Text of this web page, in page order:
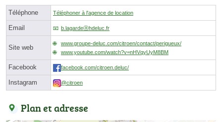
Téléphone Téléphoner à l'agence de location
Email b.lagardeⓐhdeluc.fr
Site web
www.groupe-deluc.com/citroen/contact/perigueux/
www.youtube.com/watch?v=nHVqyUyM8BM
Facebook facebook.com/citroen.deluc/
Instagram @citroen
Plan et adresse